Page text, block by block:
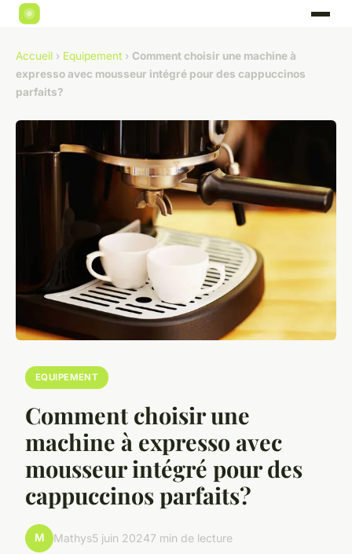
Accueil › Equipement › Comment choisir une machine à
expresso avec mousseur intégré pour des cappuccinos
parfaits?
EQUIPEMENT
Comment choisir une
machine à expresso avec
mousseur intégré pour des
cappuccinos parfaits?
M Mathys5 juin 20247 min de lecture